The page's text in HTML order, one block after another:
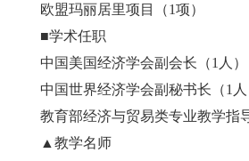
欧盟玛丽居里项目（1项）
■学术任职
中国美国经济学会副会长（1 人）
中国世界经济学会副 秘书长（1 人
教育部经济与贸易类专业教学指
▲ 教学名师